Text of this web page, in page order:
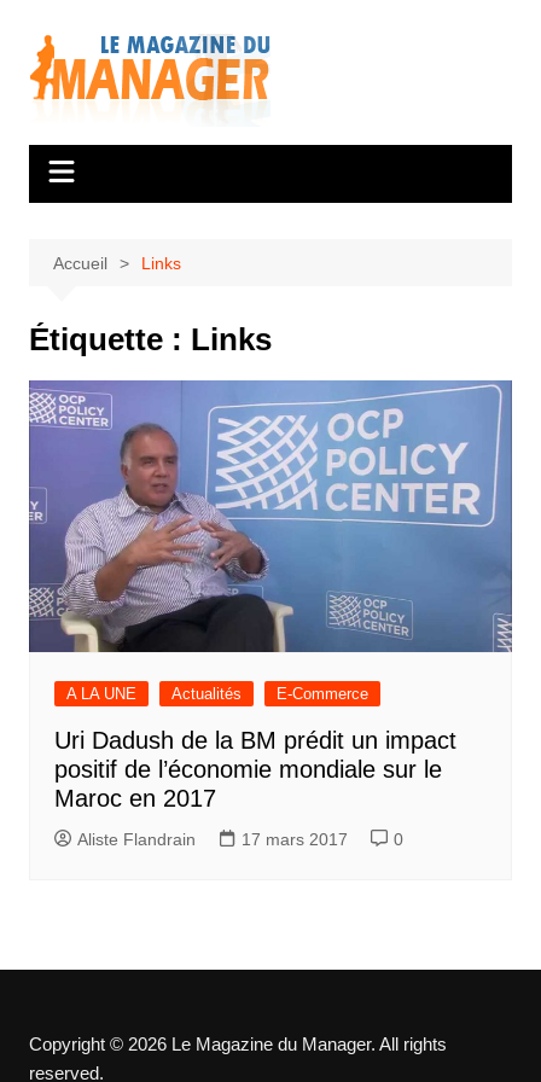
contenu
Accueil Links
Étiquette : Links
A LA UNE Actualités E-Commerce
Uri Dadush de la BM prédit un impact
positif de l’économie mondiale sur le
Maroc en 2017
Aliste Flandrain 17 mars 2017 0
Copyright © 2026 Le Magazine du Manager. All rights
reserved.